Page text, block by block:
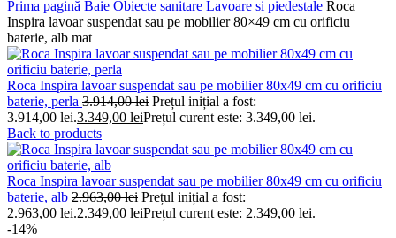
Prima pagină Baie Obiecte sanitare Lavoare si piedestale Roca
Inspira lavoar suspendat sau pe mobilier 80×49 cm cu orificiu
baterie, alb mat
Roca Inspira lavoar suspendat sau pe mobilier 80x49 cm cu orificiu
baterie, perla 3.914,00lei Prețul inițial a fost:
3.914,00 lei.3.349,00 leiPrețul curent este: 3.349,00 lei.
Back to products
Roca Inspira lavoar suspendat sau pe mobilier 80x49 cm cu orificiu
baterie, alb 2.963,00lei Prețul inițial a fost:
2.963,00 lei.2.349,00 leiPrețul curent este: 2.349,00 lei.
-14%